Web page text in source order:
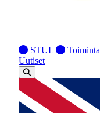
STUL Toiminta
Uutiset